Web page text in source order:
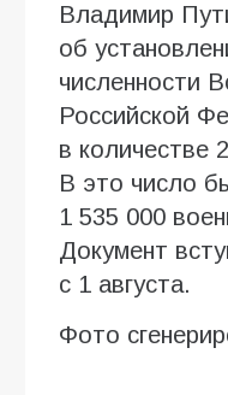
Владимир
об
численности
Российской
в количестве
В это число
1 535 000
Документ
с 1 августа.
Фото